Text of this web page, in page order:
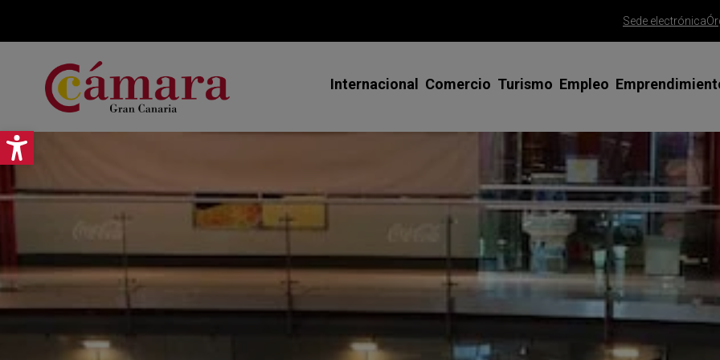
Abrir barra de herramientas
Sede electrónica
Internacional
Misiones Comerciales y Ferias en el
Asesoramiento y tutorización
Programas de apoyo especializado
Certificados para exportar
Comercio
Apoyo al Comercio Minorista
Gran Canaria Me Gusta
Saborea Gran Canaria
Gran Canaria Gourmet
Ayudas para la mejora del comercio
Foros de Empresas, ODS y Agenda
Turismo
Misiones comerciales y ferias
SICTED Calidad Turística
Clúster Turismo Innova Gran
Canaria
Red CIDE
Empleo
Emprendedoras
Talento Joven
Talento 45+
Programa FP PYME
España Emprende
Trámite alta
Trámite
Consolida tu
PAMCA |